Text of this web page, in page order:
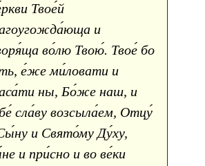
Твое́й
и
во́лю Твою́. Твое́ бо
е́же ми́ловати и
ны, Бо́же наш, и
сла́ву возсыла́ем, Отцу́
и Свято́му Ду́ху,
и при́сно и во ве́ки